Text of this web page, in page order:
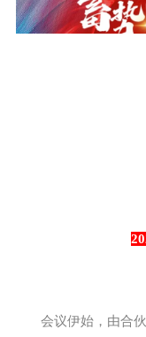
会议伊始，由合